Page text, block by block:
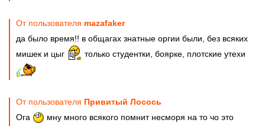
От пользователя mazafaker
да было время!! в общагах знатные оргии были, без всяких
мишек и цыг
только студентки, боярке, плотские утехи
От пользователя Привитый Лосось
Ога
мну много всякого помнит несморя на то чо это